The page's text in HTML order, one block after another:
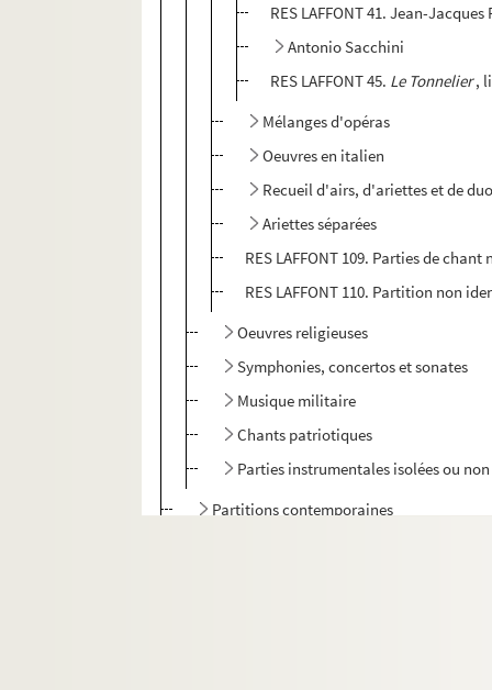
RES LAFFONT 41. Jean-
Antonio Sacchini
RES LAFFONT 45. Le Tonnelier,
Mélanges d'opéras
Oeuvres en italien
Recueil d'airs, d'ariettes et de
Ariettes séparées
RES LAFFONT 109. Parties de
RES LAFFONT 110. Partition non
Oeuvres religieuses
Symphonies, concertos et sonates
Musique militaire
Chants patriotiques
Parties instrumentales isolées ou
Partitions contemporaines